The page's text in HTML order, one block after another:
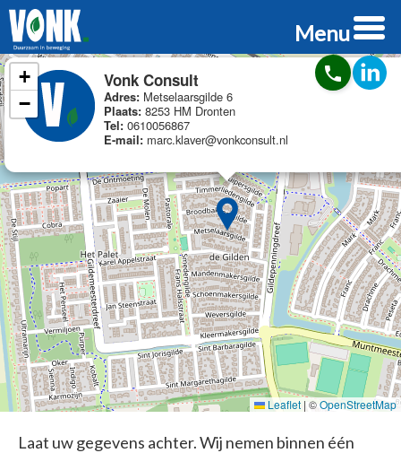
phone
Menu
Vonk Consult
Adres: Metselaarsgilde 6
Plaats: 8253 HM Dronten
Tel: 0610056867
E-mail: marc.klaver@vonkconsult.nl
+
−
Leaflet | ©OpenStreetMap
Laat uw gegevens achter. Wij nemen binnen één